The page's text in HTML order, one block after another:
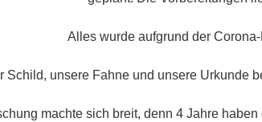
Alles wurde aufgrund der
Schild, unsere Fahne und unsere Urkunde
machte sich breit, denn 4 Jahre